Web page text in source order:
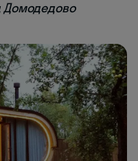
Домодедово